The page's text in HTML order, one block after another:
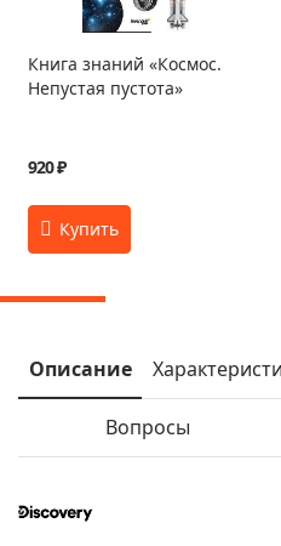
Книга знаний «Космос.
Непустая пустота»
920 ₽
Описание
Вопросы